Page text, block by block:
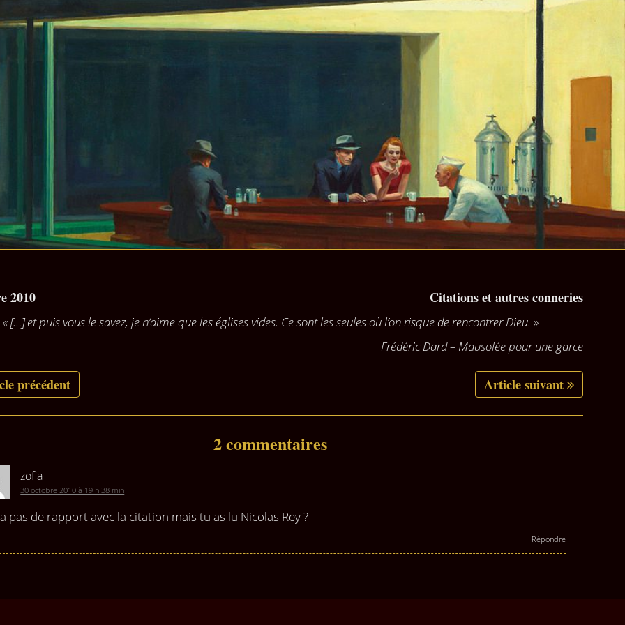
2010 Citations et autres conneries
« […] et puis vous le savez, je n’aime que les églises vides. Ce sont les seules où l’on risque de rencontrer Dieu. »
Frédéric Dard – Mausolée pour une garce
précédent Article suivant
2 commentaires
zofia
30 octobre 2010 à 19 h 38 min
pas de rapport avec la citation mais tu as lu Nicolas Rey ?
Répondre